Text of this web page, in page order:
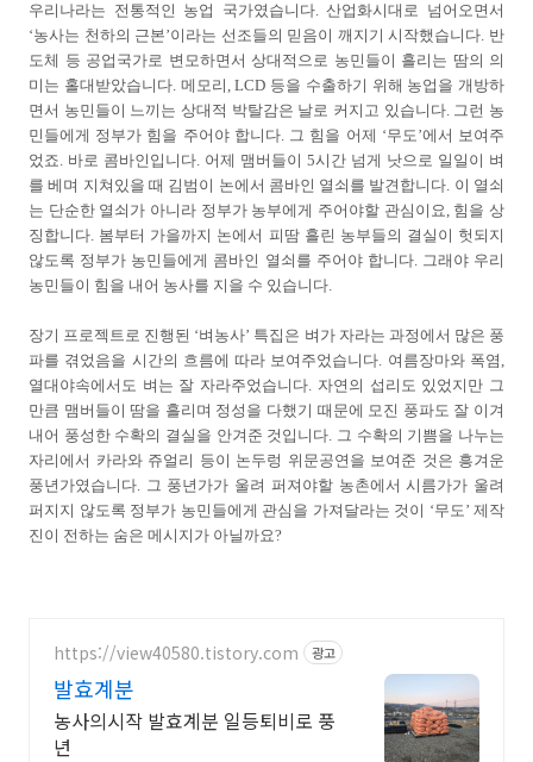
우리나라는 전통적인 농업 국가였습니다. 산업화시대로 넘어오면서
‘농사는 천하의 근본’이라는 선조들의 믿음이 깨지기 시작했습니다. 반
도체 등 공업국가로 변모하면서 상대적으로 농민들이 흘리는 땀의 의
미는 홀대받았습니다. 메모리, LCD 등을 수출하기 위해 농업을 개방하
면서 농민들이 느끼는 상대적 박탈감은 날로 커지고 있습니다. 그런 농
민들에게 정부가 힘을 주어야 합니다. 그 힘을 어제 ‘무도’에서 보여주
었죠. 바로 콤바인입니다. 어제 맴버들이 5시간 넘게 낫으로 일일이 벼
를 베며 지쳐있을 때 김범이 논에서 콤바인 열쇠를 발견합니다. 이 열쇠
는 단순한 열쇠가 아니라 정부가 농부에게 주어야할 관심이요, 힘을 상
징합니다. 봄부터 가을까지 논에서 피땀 흘린 농부들의 결실이 헛되지
않도록 정부가 농민들에게 콤바인 열쇠를 주어야 합니다. 그래야 우리
농민들이 힘을 내어 농사를 지을 수 있습니다.
장기 프로젝트로 진행된 ‘벼농사’ 특집은 벼가 자라는 과정에서 많은 풍
파를 겪었음을 시간의 흐름에 따라 보여주었습니다. 여름장마와 폭염,
열대야속에서도 벼는 잘 자라주었습니다. 자연의 섭리도 있었지만 그
만큼 맴버들이 땀을 흘리며 정성을 다했기 때문에 모진 풍파도 잘 이겨
내어 풍성한 수확의 결실을 안겨준 것입니다. 그 수확의 기쁨을 나누는
자리에서 카라와 쥬얼리 등이 논두렁 위문공연을 보여준 것은 흥겨운
풍년가였습니다. 그 풍년가가 울려 퍼져야할 농촌에서 시름가가 울려
퍼지지 않도록 정부가 농민들에게 관심을 가져달라는 것이 ‘무도’ 제작
진이 전하는 숨은 메시지가 아닐까요?
https://view40580.tistory.com 광고
발효계분
농사의시작 발효계분 일등퇴비로 풍
년